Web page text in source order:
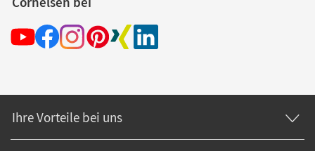
Ihre Vorteile bei uns